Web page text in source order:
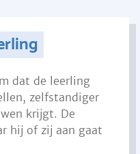
dat de leerling
zelfstandiger
krijgt. De
hij of zij aan gaat